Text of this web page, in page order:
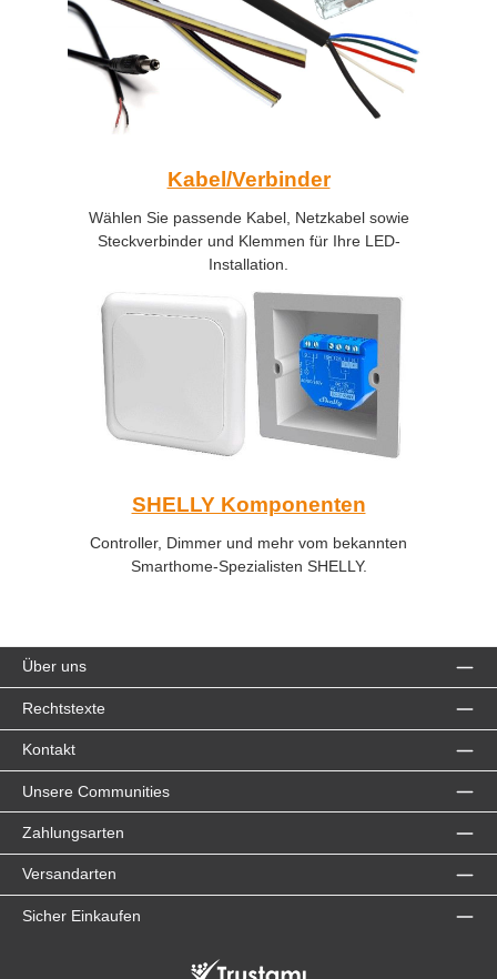
Kabel/Verbinder
Wählen Sie passende Kabel, Netzkabel sowie
Steckverbinder und Klemmen für Ihre LED-
Installation.
SHELLY Komponenten
Controller, Dimmer und mehr vom bekannten
Smarthome-Spezialisten SHELLY.
Über uns
Rechtstexte
Kontakt
Unsere Communities
Zahlungsarten
Versandarten
Sicher Einkaufen